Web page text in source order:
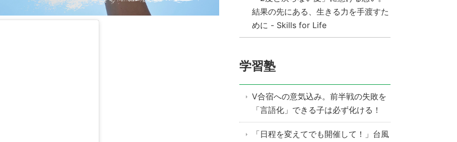
結果の先にある、生きる力を手渡すた
めに - Skills for Life
学習塾
V合宿への意気込み。前半戦の失敗を
「言語化」できる子は必ず化ける！
「日程を変えてでも開催して！」台風